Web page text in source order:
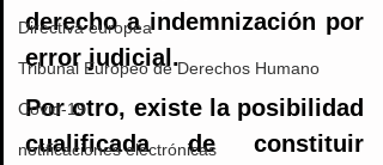
Directiva europea
Tribunal Europeo de Derechos Humano
Covid-19
notificaciones electrónicas
derecho a indemnización por
error judicial.
Por otro, existe la posibilidad
cualificada de constituir